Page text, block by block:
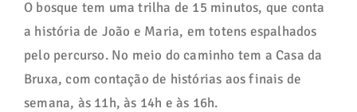
O bosque tem uma trilha de 15 minutos, que conta
a história de João e Maria, em totens espalhados
pelo percurso. No meio do caminho tem a Casa da
Bruxa, com contação de histórias aos finais de
semana, às 11h, às 14h e às 16h.